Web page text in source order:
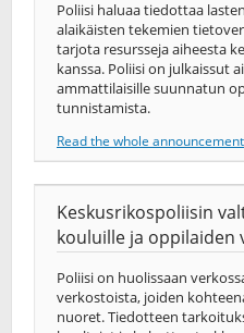
Poliisi haluaa tiedottaa
alaikäisten tekemien
tarjota resursseja aiheesta
kanssa. Poliisi on julkaissut
ammattilaisille suunnatun
tunnistamista.
Read the whole announcement
Keskusrikospoliisin
kouluille ja oppilaiden
Poliisi on huolissaan
verkostoista, joiden
nuoret. Tiedotteen